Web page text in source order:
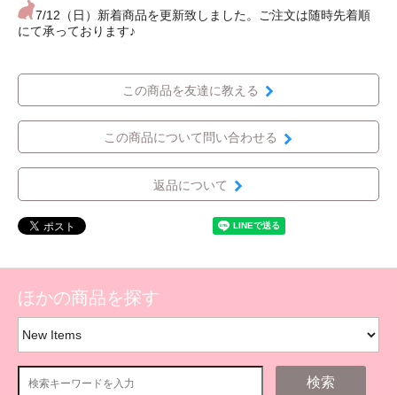
7/12（日）新着商品を更新致しました。ご注文は随時先着順
にて承っております♪
この商品を友達に教える
この商品について問い合わせる
返品について
ほかの商品を探す
検索